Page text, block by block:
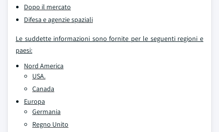
Dopo il mercato
Difesa e agenzie spaziali
Le suddette informazioni sono fornite per le seguenti regioni e
paesi:
Nord America
USA.
Canada
Europa
Germania
Regno Unito